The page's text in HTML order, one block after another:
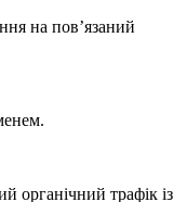
на пов’язаний
органічний трафік із